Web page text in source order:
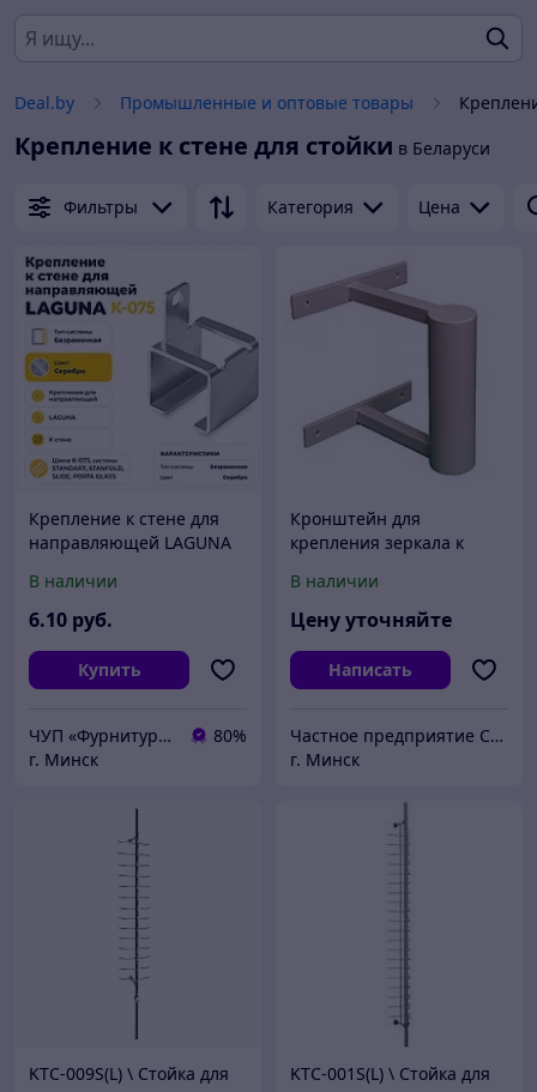
Deal.by Промышленные и оптовые товары
Крепление к стене для стойки в Беларуси
Фильтры Категория Цена
Крепление к стене для
направляющей LAGUNA
В наличии
6.10 руб.
Купить
ЧУП «Фурнитурка-бай»
80%
г. Минск
Кронштейн для
крепления зеркала к
В наличии
Цену уточняйте
Написать
Частное предприятие СоюзЭлектроСтрой
г. Минск
KTC-009S(L) \ Стойка для
KTC-001S(L) \ Стойка для